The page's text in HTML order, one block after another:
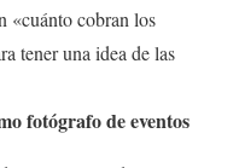
«cuánto cobran los
tener una idea de las
fotógrafo de eventos